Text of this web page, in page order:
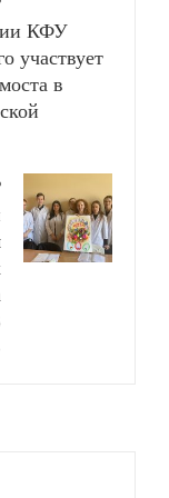
КФУ
участвует
в